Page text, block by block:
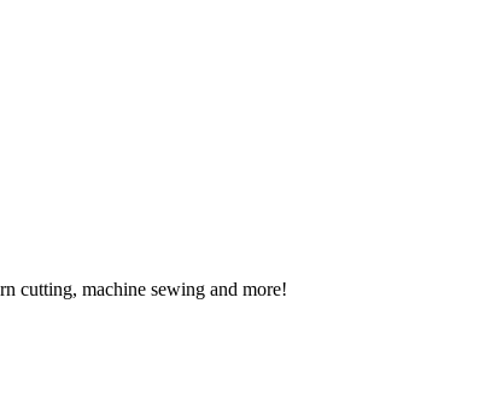
cutting, machine sewing and more!